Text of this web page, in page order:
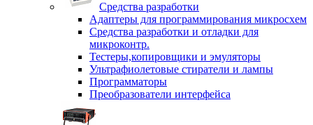
Средства разработки
Адаптеры для программирования микросхем
Средства разработки и отладки для
микроконтр.
Тестеры,копировщики и эмуляторы
Ультрафиолетовые стиратели и лампы
Программаторы
Преобразователи интерфейса